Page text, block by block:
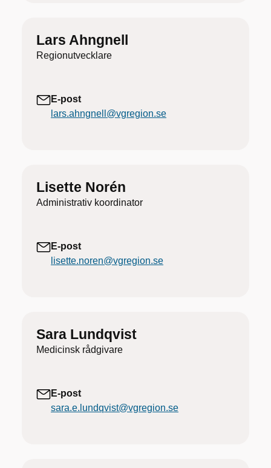
Lars Ahngnell
Regionutvecklare
E-post
lars.ahngnell@vgregion.se
Lisette Norén
Administrativ koordinator
E-post
lisette.noren@vgregion.se
Sara Lundqvist
Medicinsk rådgivare
E-post
sara.e.lundqvist@vgregion.se